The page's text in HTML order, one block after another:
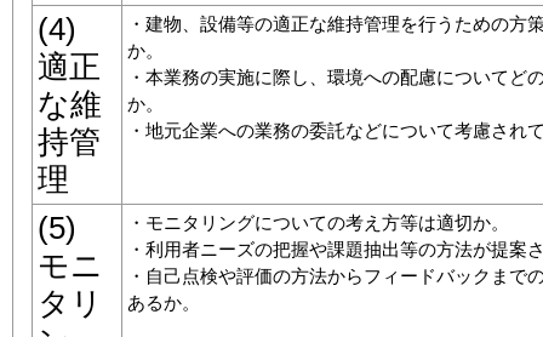
(4)
適正
な維
持管
理
・建物、設備等の適正な維持管理を行うための方
か。
・本業務の実施に際し、環境への配慮についてど
か。
・地元企業への業務の委託などについて考慮され
(5)
モニ
タリ
・モニタリングについての考え方等は適切か。
・利用者ニーズの把握や課題抽出等の方法が提案
・自己点検や評価の方法からフィードバックまで
あるか。